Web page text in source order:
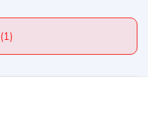
Filtros (1)